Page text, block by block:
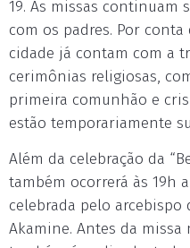
19. As missas continuam
com os padres. Por
cidade já contam com a
cerimônias religiosas,
primeira comunhão e
estão temporariamente
Além da celebração da
também ocorrerá às 19h
celebrada pelo arcebispo
Akamine. Antes da